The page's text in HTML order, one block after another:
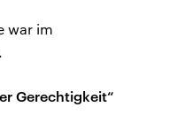
war im
Gerechtigkeit“